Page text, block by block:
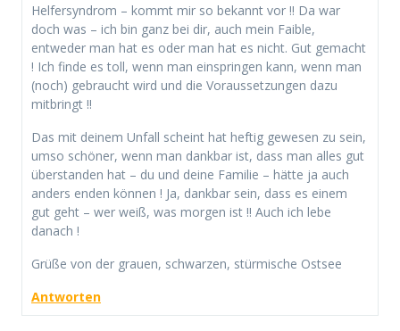
Helfersyndrom – kommt mir so bekannt vor !! Da war
doch was – ich bin ganz bei dir, auch mein Faible,
entweder man hat es oder man hat es nicht. Gut gemacht
! Ich finde es toll, wenn man einspringen kann, wenn man
(noch) gebraucht wird und die Voraussetzungen dazu
mitbringt !!
Das mit deinem Unfall scheint hat heftig gewesen zu sein,
umso schöner, wenn man dankbar ist, dass man alles gut
überstanden hat – du und deine Familie – hätte ja auch
anders enden können ! Ja, dankbar sein, dass es einem
gut geht – wer weiß, was morgen ist !! Auch ich lebe
danach !
Grüße von der grauen, schwarzen, stürmische Ostsee
Antworten